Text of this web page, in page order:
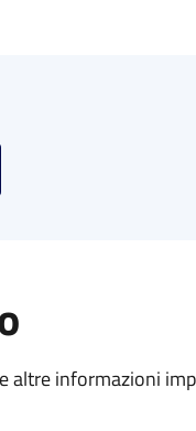
altre informazioni